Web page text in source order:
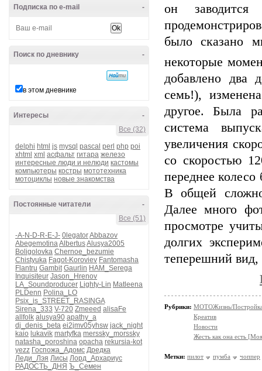
-
Подписка по e-mail
-
Поиск по дневнику
в этом дневнике
-
Интересы
Все (32)
delphi html js mysql pascal perl php poi
xhtml xml асфальт гитара железо
интересные люди и нелюди кастомы
компьютеры костры мототехника
мотоциклы новые знакомства
-
Постоянные читатели
Все (51)
-A-N-D-R-E-J- 0legatorAbbazov
AbegemotinaAlbertusAlusya2005
Boligolovka Chernoe_bezumie
Chistyuka Fagot-Koroviev Fantomasha
Flantru Gambit Gaurlin HAM_Serega
Inquisiteur Jason_Hrenov
LA_Soundproducer Lighty-Lin Matleena
PLDenn Polina_LO
Psix_is_STREET_RASINGA
Sirena_333 V-720 Zmeeed alisaFe
allfolk alusya90 apathy_a
dj_denis_beta ei2jmv05yhsw jack_night
kaio lukavik martyfka merssky_morssky
natasha_poroshina opacha rekursia-kot
yezz Госпожа_Адомс Дредка
Леди_Лэя Лисы Лорд_Архариус
РАДОСТЬ_ДНЯ Ъ_Семен
он
было сказано
некоторые
добавлено два
семь!),
другое. Была
система
увеличения
со скоростью
переднее
В общей
Далее много
просмотре
долгих
теперешний вид,
Рубрики: МОТОЖизнь/
Креатив
Новости
Жесть как она есть
Метки: пилот пумба чоппер